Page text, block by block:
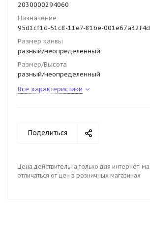
2030000294060
Назначение
95d1cf1d-51c8-11e7-81be-001e67a32f4d
Размер канвы
разный/неопределенный
Размер/Высота
разный/неопределенный
Все характеристики
Поделиться
Цена действительна только для интернет-
отличаться от цен в розничных магазинах